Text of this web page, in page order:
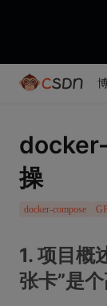
操
docker-compose
1. 项目概
张卡”是